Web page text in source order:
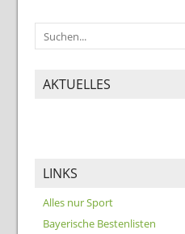
AKTUELLES
LINKS
Alles nur Sport
Bayerische Bestenlisten